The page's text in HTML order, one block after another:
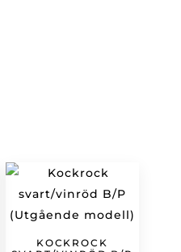
KOCKROCK